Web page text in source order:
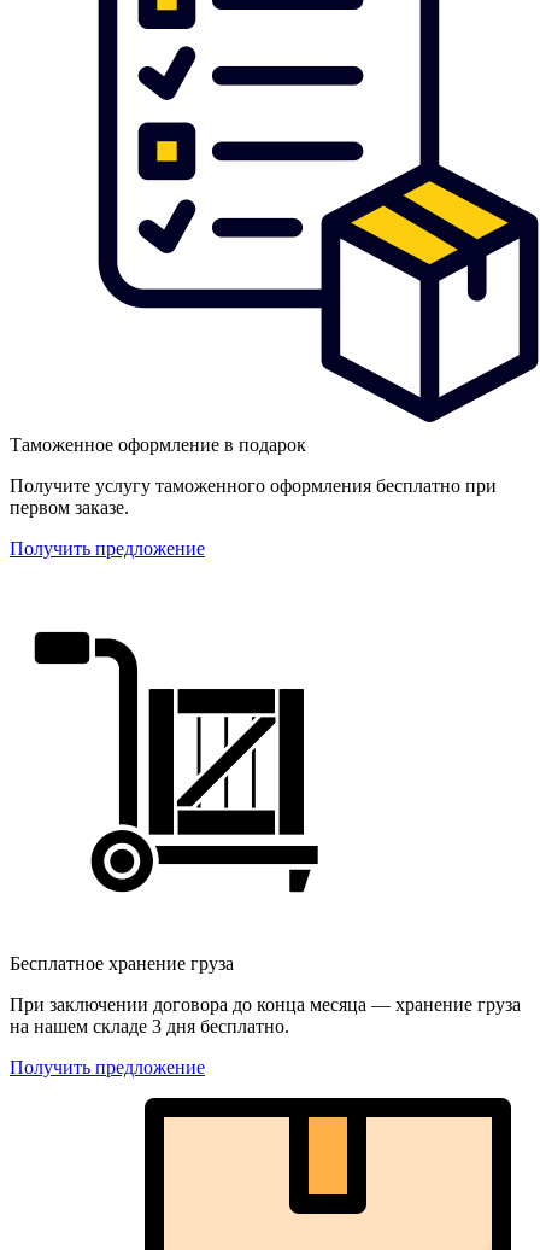
Таможенное оформление в подарок
Получите услугу таможенного оформления бесплатно при
первом заказе.
Получить предложение
Бесплатное хранение груза
При заключении договора до конца месяца — хранение груза
на нашем складе 3 дня бесплатно.
Получить предложение